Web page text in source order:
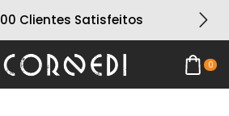
Clientes Satisfeitos
0